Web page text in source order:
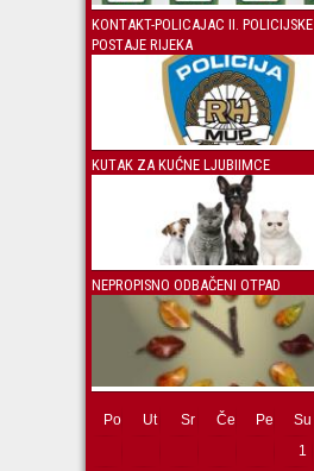
KONTAKT-POLICAJAC II. POLICIJSKE
POSTAJE RIJEKA
KUTAK ZA KUĆNE LJUBIIMCE
NEPROPISNO ODBAČENI OTPAD
Po Ut Sr Če Pe Su
1